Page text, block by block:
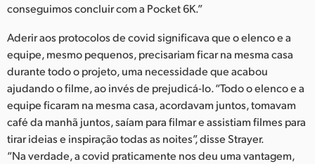
conseguimos concluir com a Pocket 6K.”
Aderir aos protocolos de covid significava que o elenco e a
equipe, mesmo pequenos, precisariam ficar na mesma casa
durante todo o projeto, uma necessidade que acabou
ajudando o filme, ao invés de prejudicá-lo. “Todo o elenco e a
equipe ficaram na mesma casa, acordavam juntos, tomavam
café da manhã juntos, saíam para filmar e assistiam filmes para
tirar ideias e inspiração todas as noites”, disse Strayer.
“Na verdade, a covid praticamente nos deu uma vantagem,